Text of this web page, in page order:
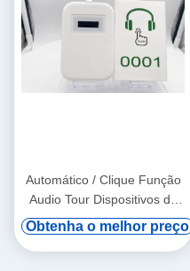
Automático / Clique Função
Audio Tour Dispositivos de
pendurar a orelha
Obtenha o melhor preço